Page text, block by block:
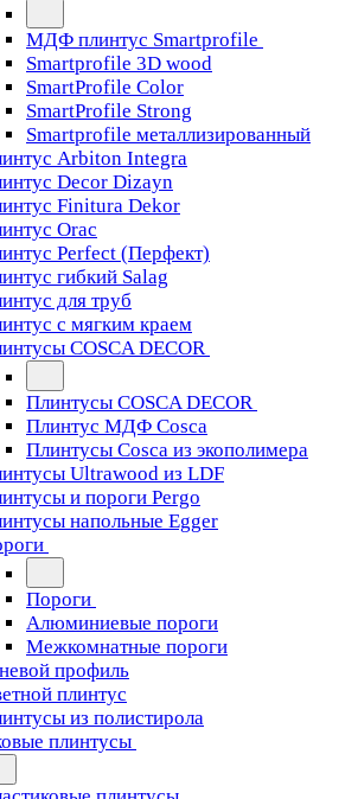
МДФ плинтус Smartprofile
Smartprofile 3D wood
SmartProfile Color
SmartProfile Strong
Smartprofile металлизированный
Arbiton Integra
Decor Dizayn
Finitura Dekor
Orac
Perfect (Перфект)
гибкий Salag
для труб
с мягким краем
COSCA DECOR
Плинтусы COSCA DECOR
Плинтус МДФ Cosca
Плинтусы Cosca из экополимера
Ultrawood из LDF
и пороги Pergo
напольные Egger
Пороги
Алюминиевые пороги
Межкомнатные пороги
профиль
плинтус
из полистирола
плинтусы